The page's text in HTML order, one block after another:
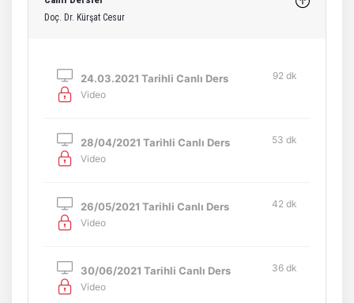
Doç. Dr. Kürşat Cesur
24.03.2021 Tarihli Canlı Ders
Video
92 dk
28/04/2021 Tarihli Canlı Ders
Video
53 dk
26/05/2021 Tarihli Canlı Ders
Video
42 dk
30/06/2021 Tarihli Canlı Ders
Video
36 dk